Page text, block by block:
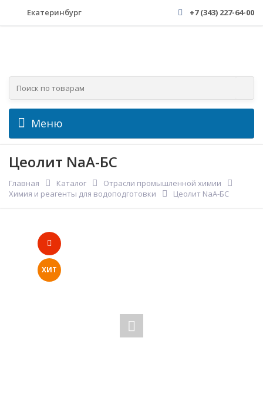
Екатеринбург +7 (343) 227-64-00
Меню
Цеолит NaA-БС
Главная Каталог
Отрасли промышленной химии
Химия и реагенты для водоподготовки
Цеолит NaA-БС
ХИТ